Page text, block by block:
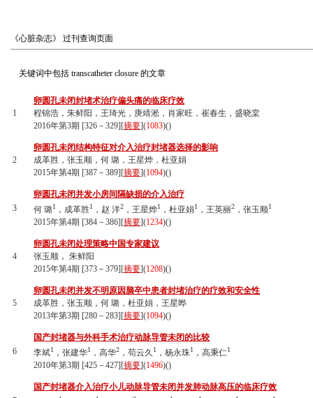
《心脏杂志》 过刊查询页面
关键词中包括 transcatheter closure 的文章
1
卵圆孔未闭封堵术治疗偏头痛的临床疗效
程锦浩，朱鲜阳，王琦光，庚靖淞，肖家旺，崔春生，盛晓棠
2016年第3期 [326－329][摘要](1083)()
2
卵圆孔未闭结构特征对介入治疗封堵器选择的影响
成革胜，张玉顺，何 璐，王星烨，杜亚娟
2015年第4期 [387－389][摘要](1094)()
3
卵圆孔未闭并发小房间隔缺损的介入治疗
何 璐1 ，成革胜1 ，赵 洋2 ，王星烨1 ，杜亚娟1 ，王英丽2 ，张玉顺1
2015年第4期 [384－386][摘要](1234)()
4
卵圆孔未闭处理策略中国专家建议
张玉顺， 朱鲜阳
2015年第4期 [373－379][摘要](1208)()
5
卵圆孔未闭并发不明原因脑卒中患者封堵治疗的疗效和安全性
成革胜，张玉顺，何 璐，杜亚娟，王星晔
2013年第3期 [280－283][摘要](1094)()
6
国产封堵器与外科手术治疗动脉导管未闭的比较
李斌1 ，张建华1 ，高华2 ，苟云久 1 ，杨永珠1 ，高秉仁1
2010年第3期 [425－427][摘要](1496)()
国产封堵器介入治疗小儿动脉导管未闭并发肺动脉高压的临床疗效